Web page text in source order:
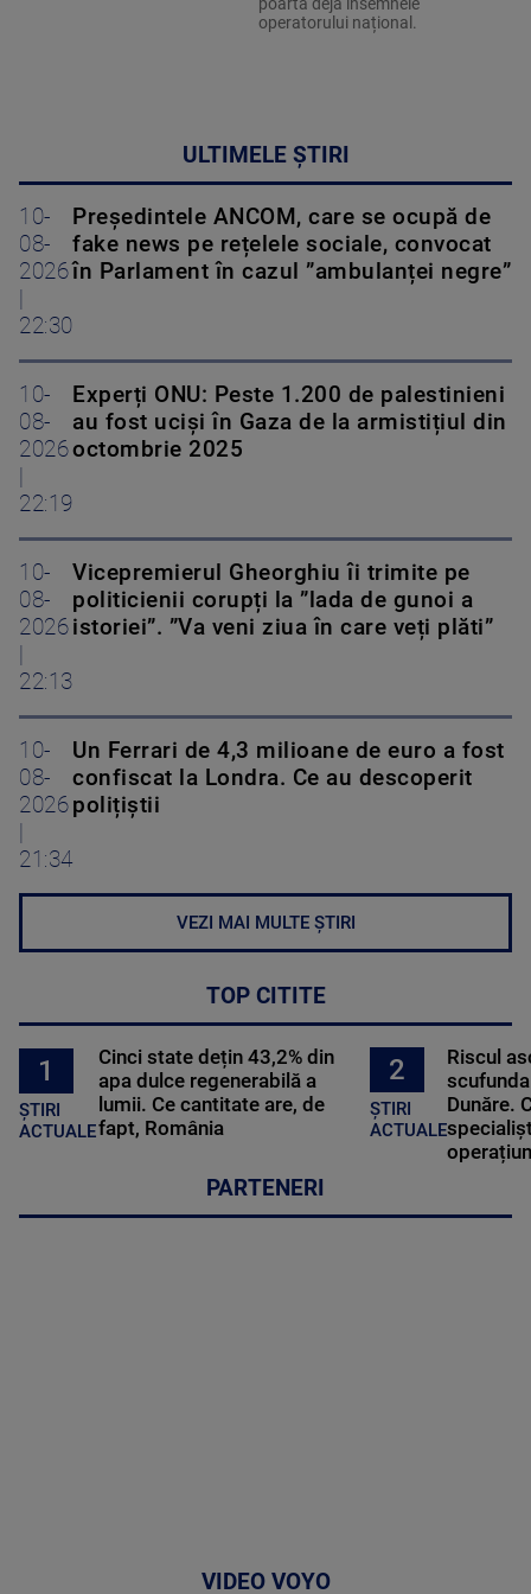
operatorului național.
ULTIMELE ȘTIRI
10-
08-
2026
|
22:30
Președintele ANCOM, care se ocupă de
fake news pe rețelele sociale, convocat
în Parlament în cazul ”ambulanței negre”
10-
08-
2026
|
22:19
Experți ONU: Peste 1.200 de palestinieni
au fost uciși în Gaza de la armistițiul din
octombrie 2025
10-
08-
2026
|
22:13
Vicepremierul Gheorghiu îi trimite pe
politicienii corupți la ”lada de gunoi a
istoriei”. ”Va veni ziua în care veți plăti”
10-
08-
2026
|
21:34
Un Ferrari de 4,3 milioane de euro a fost
confiscat la Londra. Ce au descoperit
polițiștii
VEZI MAI MULTE ȘTIRI
TOP CITITE
1
ȘTIRI
ACTUALE
Cinci state dețin 43,2% din
apa dulce regenerabilă a
lumii. Ce cantitate are, de
fapt, România
2
ȘTIRI
ACTUALE
Riscul
Dunăre.
PARTENERI
VIDEO VOYO